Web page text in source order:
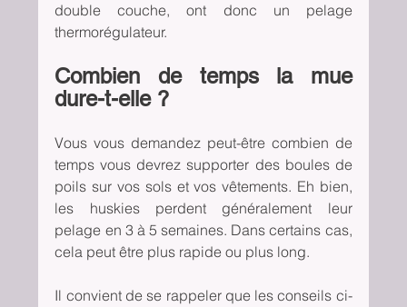
double couche, ont donc un pelage
thermorégulateur.
Combien de temps la mue
dure-t-elle ?
Vous vous demandez peut-être combien de
temps vous devrez supporter des boules de
poils sur vos sols et vos vêtements. Eh bien,
les huskies perdent généralement leur
pelage en 3 à 5 semaines. Dans certains cas,
cela peut être plus rapide ou plus long.
Il convient de se rappeler que les conseils ci-